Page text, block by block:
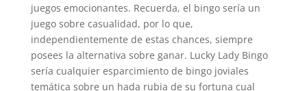
juegos emocionantes. Recuerda, el bingo serí­a un
juego sobre casualidad, por lo que,
independientemente de estas chances, siempre
posees la alternativa sobre ganar. Lucky Lady Bingo
serí­a cualquier esparcimiento de bingo joviales
temática sobre un hada rubia de su fortuna cual